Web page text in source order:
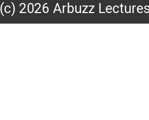
(с) 2026 Arbuzz